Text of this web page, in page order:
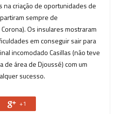
na criação de oportunidades de
sempre de
Os insulares mostraram
em conseguir sair para
incomodado Casillas (não teve
área de Djoussé) com um
sucesso.
+1